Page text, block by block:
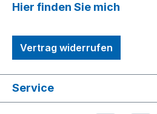
Hier finden Sie mich
Vertrag widerrufen
Service